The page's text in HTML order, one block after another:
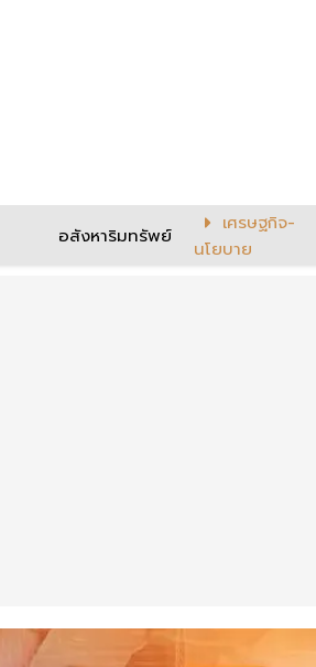
อสังหาริมทรัพย์
เศรษฐกิจ-
นโยบาย